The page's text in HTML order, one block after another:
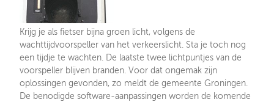
Krijg je als fietser bijna groen licht, volgens de
wachttijdvoorspeller van het verkeerslicht. Sta je toch nog
een tijdje te wachten. De laatste twee lichtpuntjes van de
voorspeller blijven branden. Voor dat ongemak zijn
oplossingen gevonden, zo meldt de gemeente Groningen.
De benodigde software-aanpassingen worden de komende